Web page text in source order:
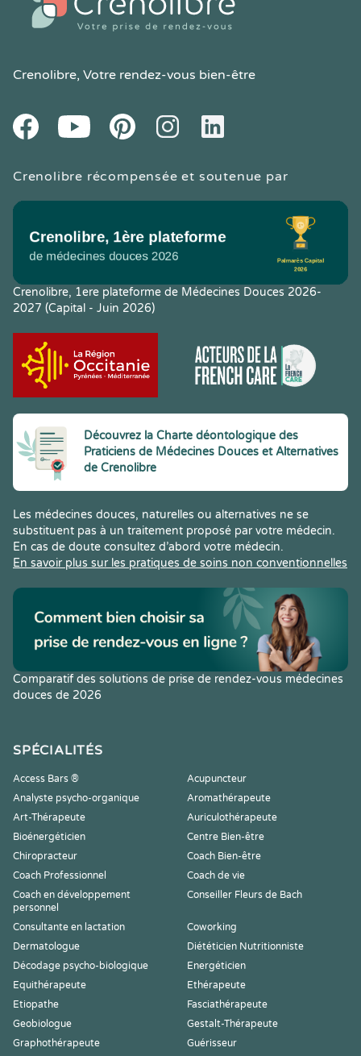
Crenolibre, Votre rendez-vous bien-être
FacebookYoutube PinteresetInstagramLinkedIn
Crenolibre récompensée et soutenue par
Crenolibre, 1ere plateforme de Médecines Douces 2026-
2027 (Capital - Juin 2026)
Découvrez la Charte déontologique des
Praticiens de Médecines Douces et Alternatives
de Crenolibre
Les médecines douces, naturelles ou alternatives ne se
substituent pas à un traitement proposé par votre médecin.
En cas de doute consultez d’abord votre médecin.
En savoir plus sur les pratiques de soins non conventionnelles
Comparatif des solutions de prise de rendez-vous médecines
douces de 2026
SPÉCIALITÉS
Access Bars ®
Acupuncteur
Analyste psycho-organique
Aromathérapeute
Art-Thérapeute
Auriculothérapeute
Bioénergéticien
Centre Bien-être
Chiropracteur
Coach Bien-être
Coach Professionnel
Coach de vie
Coach en développement
personnel
Conseiller Fleurs de Bach
Consultante en lactation
Coworking
Dermatologue
Diététicien Nutritionniste
Décodage psycho-biologique
Energéticien
Equithérapeute
Ethérapeute
Etiopathe
Fasciathérapeute
Geobiologue
Gestalt-Thérapeute
Graphothérapeute
Guérisseur